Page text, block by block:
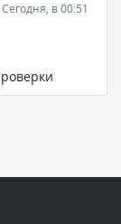
Сегодня, в 00:51